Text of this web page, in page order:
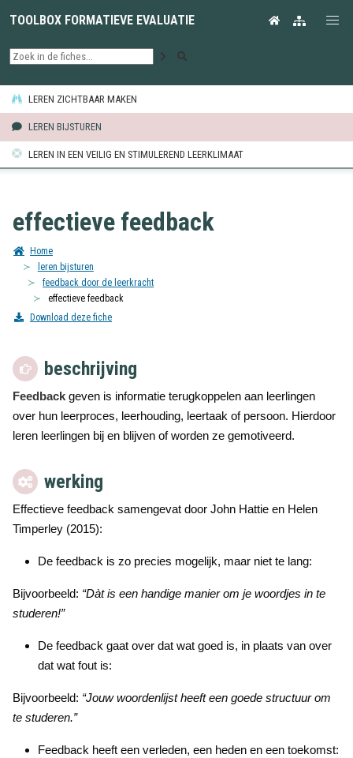
TOOLBOX FORMATIEVE EVALUATIE
LEREN ZICHTBAAR MAKEN
LEREN BIJSTUREN
LEREN IN EEN VEILIG EN STIMULEREND LEERKLIMAAT
effectieve feedback
Home
leren bijsturen
feedback door de leerkracht
effectieve feedback
Download deze fiche
beschrijving
Feedback geven is informatie terugkoppelen aan leerlingen
over hun leerproces, leerhouding, leertaak of persoon. Hierdoor
leren leerlingen bij en blijven of worden ze gemotiveerd.
werking
Effectieve feedback samengevat door John Hattie en Helen
Timperley (2015):
De feedback is zo precies mogelijk, maar niet te lang:
Bijvoorbeeld: “Dàt is een handige manier om je woordjes in te
studeren!”
De feedback gaat over dat wat goed is, in plaats van over
dat wat fout is:
Bijvoorbeeld: “Jouw woordenlijst heeft een goede structuur om
te studeren.”
Feedback heeft een verleden, een heden en een toekomst: